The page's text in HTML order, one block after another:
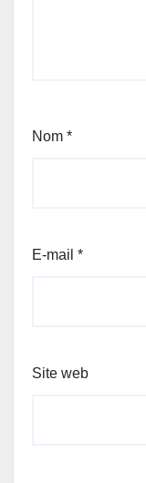
Nom *
E-mail *
Site web